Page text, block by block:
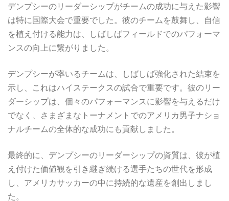
デンプシーのリーダーシップがチームの成功に与えた影響
は特に国際大会で重要でした。彼のチームを鼓舞し、自信
を植え付ける能力は、しばしばフィールドでのパフォーマ
ンスの向上に繋がりました。
デンプシーが率いるチームは、しばしば強化された結束を
示し、これはハイステークスの試合で重要です。彼のリー
ダーシップは、個々のパフォーマンスに影響を与えるだけ
でなく、さまざまなトーナメントでのアメリカ男子ナショ
ナルチームの全体的な成功にも貢献しました。
最終的に、デンプシーのリーダーシップの資質は、彼が植
え付けた価値観を引き継ぎ続ける選手たちの世代を形成
し、アメリカサッカーの中に持続的な遺産を創出しまし
た。